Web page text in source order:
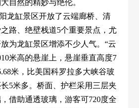
自然的精妙与绝伦。
龙缸景区开放了云端廊桥、清
路、绝壁栈道5个重要景点，尤
为龙缸景区增添不少人气。“云
米高的悬崖上，悬崖垂直高度7
米，比美国科罗拉多大峡谷玻
5米多。桥面、护栏采用三层夹
借助通透玻璃，游客可720度全